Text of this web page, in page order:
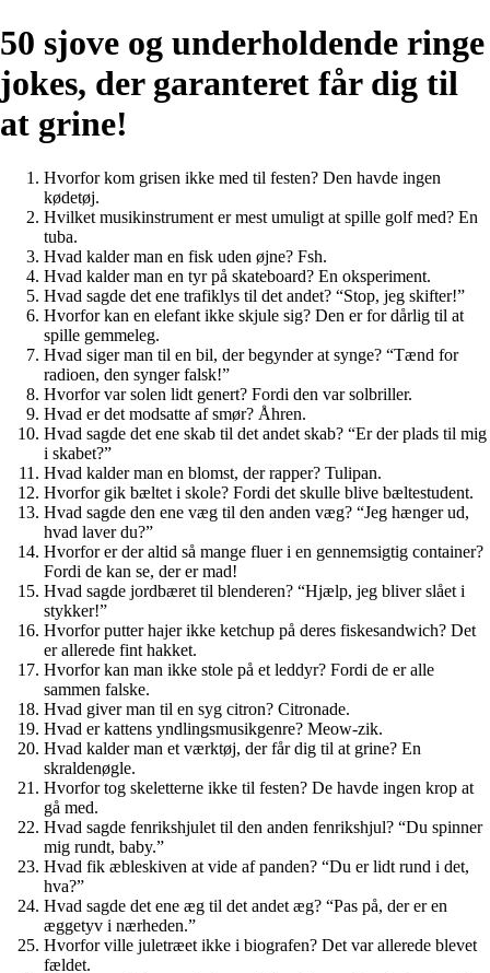
50 sjove og underholdende ringe
jokes, der garanteret får dig til
at grine!
Hvorfor kom grisen ikke med til festen? Den havde ingen
kødetøj.
Hvilket musikinstrument er mest umuligt at spille golf med? En
tuba.
Hvad kalder man en fisk uden øjne? Fsh.
Hvad kalder man en tyr på skateboard? En oksperiment.
Hvad sagde det ene trafiklys til det andet? “Stop, jeg skifter!”
Hvorfor kan en elefant ikke skjule sig? Den er for dårlig til at
spille gemmeleg.
Hvad siger man til en bil, der begynder at synge? “Tænd for
radioen, den synger falsk!”
Hvorfor var solen lidt genert? Fordi den var solbriller.
Hvad er det modsatte af smør? Åhren.
Hvad sagde det ene skab til det andet skab? “Er der plads til mig
i skabet?”
Hvad kalder man en blomst, der rapper? Tulipan.
Hvorfor gik bæltet i skole? Fordi det skulle blive bæltestudent.
Hvad sagde den ene væg til den anden væg? “Jeg hænger ud,
hvad laver du?”
Hvorfor er der altid så mange fluer i en gennemsigtig container?
Fordi de kan se, der er mad!
Hvad sagde jordbæret til blenderen? “Hjælp, jeg bliver slået i
stykker!”
Hvorfor putter hajer ikke ketchup på deres fiskesandwich? Det
er allerede fint hakket.
Hvorfor kan man ikke stole på et leddyr? Fordi de er alle
sammen falske.
Hvad giver man til en syg citron? Citronade.
Hvad er kattens yndlingsmusikgenre? Meow-zik.
Hvad kalder man et værktøj, der får dig til at grine? En
skraldenøgle.
Hvorfor tog skeletterne ikke til festen? De havde ingen krop at
gå med.
Hvad sagde fenrikshjulet til den anden fenrikshjul? “Du spinner
mig rundt, baby.”
Hvad fik æbleskiven at vide af panden? “Du er lidt rund i det,
hva?”
Hvad sagde det ene æg til det andet æg? “Pas på, der er en
æggetyv i nærheden.”
Hvorfor ville juletræet ikke i biografen? Det var allerede blevet
fældet.